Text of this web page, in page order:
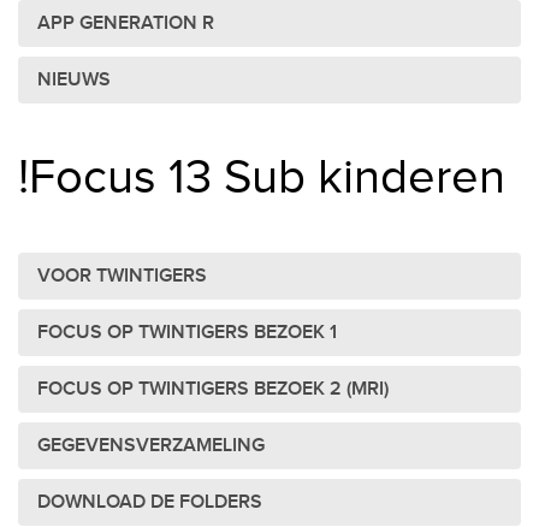
APP GENERATION R
NIEUWS
!Focus 13 Sub kinderen
VOOR TWINTIGERS
FOCUS OP TWINTIGERS BEZOEK 1
FOCUS OP TWINTIGERS BEZOEK 2 (MRI)
GEGEVENSVERZAMELING
DOWNLOAD DE FOLDERS